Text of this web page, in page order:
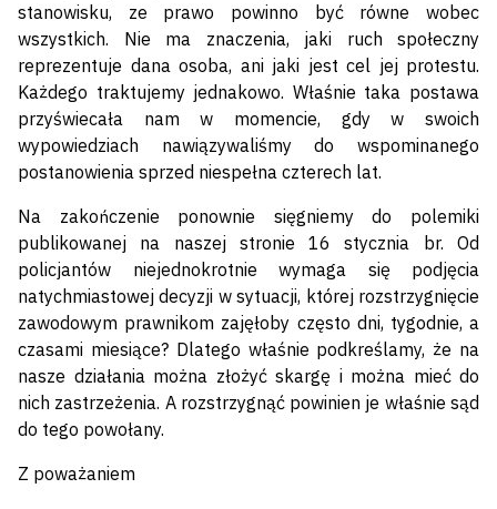
stanowisku, ze prawo powinno być równe wobec
wszystkich. Nie ma znaczenia, jaki ruch społeczny
reprezentuje dana osoba, ani jaki jest cel jej protestu.
Każdego traktujemy jednakowo. Właśnie taka postawa
przyświecała nam w momencie, gdy w swoich
wypowiedziach nawiązywaliśmy do wspominanego
postanowienia sprzed niespełna czterech lat.
Na zakończenie ponownie sięgniemy do polemiki
publikowanej na naszej stronie 16 stycznia br. Od
policjantów niejednokrotnie wymaga się podjęcia
natychmiastowej decyzji w sytuacji, której rozstrzygnięcie
zawodowym prawnikom zajęłoby często dni, tygodnie, a
czasami miesiące? Dlatego właśnie podkreślamy, że na
nasze działania można złożyć skargę i można mieć do
nich zastrzeżenia. A rozstrzygnąć powinien je właśnie sąd
do tego powołany.
Z poważaniem